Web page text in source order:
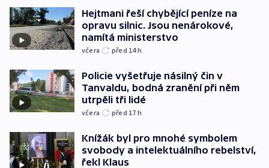
Hejtmani řeší chybějící peníze na
opravu silnic. Jsou nenárokové,
namítá ministerstvo
včera před 14h
Policie vyšetřuje násilný čin v
Tanvaldu, bodná zranění při něm
utrpěli tři lidé
včera před 17 h
Knížák byl pro mnohé symbolem
svobody a intelektuálního rebelství,
řekl Klaus